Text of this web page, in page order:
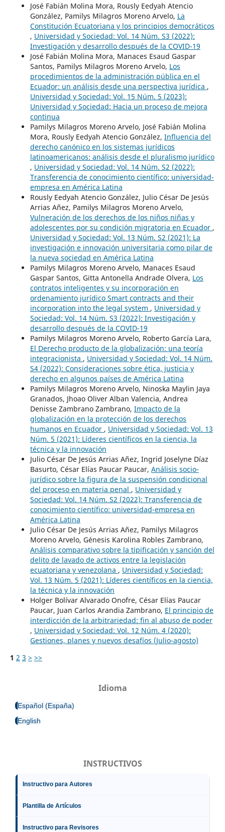
José Fabián Molina Mora, Rously Eedyah Atencio
González, Pamilys Milagros Moreno Arvelo, La
Constitución Ecuatoriana y los principios democráticos
, Universidad y Sociedad: Vol. 14 Núm. S3 (2022):
Investigación y desarrollo después de la COVID-19
José Fabián Molina Mora, Manaces Esaud Gaspar
Santos, Pamilys Milagros Moreno Arvelo, Los
procedimientos de la administración pública en el
Ecuador: un análisis desde una perspectiva jurídica ,
Universidad y Sociedad: Vol. 15 Núm. 5 (2023):
Universidad y Sociedad: Hacia un proceso de mejora
continua
Pamilys Milagros Moreno Arvelo, José Fabián Molina
Mora, Rously Eedyah Atencio González, Influencia del
derecho canónico en los sistemas jurídicos
latinoamericanos: análisis desde el pluralismo jurídico
, Universidad y Sociedad: Vol. 14 Núm. S2 (2022):
Transferencia de conocimiento científico: universidad-
empresa en América Latina
Rously Eedyah Atencio González, Julio César De Jesús
Arrias Añez, Pamilys Milagros Moreno Arvelo,
Vulneración de los derechos de los niños niñas y
adolescentes por su condición migratoria en Ecuador ,
Universidad y Sociedad: Vol. 13 Núm. S2 (2021): La
investigación e innovación universitaria como pilar de
la nueva sociedad en América Latina
Pamilys Milagros Moreno Arvelo, Manaces Esaud
Gaspar Santos, Gitta Antonella Andrade Olvera, Los
contratos inteligentes y su incorporación en
ordenamiento jurídico Smart contracts and their
incorporation into the legal system , Universidad y
Sociedad: Vol. 14 Núm. S3 (2022): Investigación y
desarrollo después de la COVID-19
Pamilys Milagros Moreno Arvelo, Roberto García Lara,
El Derecho producto de la globalización: una teoría
integracionista , Universidad y Sociedad: Vol. 14 Núm.
S4 (2022): Consideraciones sobre ética, justicia y
derecho en algunos países de América Latina
Pamilys Milagros Moreno Arvelo, Ninoska Maylin Jaya
Granados, Jhoao Oliver Alban Valencia, Andrea
Denisse Zambrano Zambrano, Impacto de la
globalización en la protección de los derechos
humanos en Ecuador , Universidad y Sociedad: Vol. 13
Núm. 5 (2021): Líderes científicos en la ciencia, la
técnica y la innovación
Julio César De Jesús Arrias Añez, Ingrid Joselyne Díaz
Basurto, César Elías Paucar Paucar, Análisis socio-
jurídico sobre la figura de la suspensión condicional
del proceso en materia penal , Universidad y
Sociedad: Vol. 14 Núm. S2 (2022): Transferencia de
conocimiento científico: universidad-empresa en
América Latina
Julio César De Jesús Arrias Añez, Pamilys Milagros
Moreno Arvelo, Génesis Karolina Robles Zambrano,
Análisis comparativo sobre la tipificación y sanción del
delito de lavado de activos entre la legislación
ecuatoriana y venezolana , Universidad y Sociedad:
Vol. 13 Núm. 5 (2021): Líderes científicos en la ciencia,
la técnica y la innovación
Holger Bolívar Alvarado Onofre, César Elías Paucar
Paucar, Juan Carlos Arandia Zambrano, El principio de
interdicción de la arbitrariedad: fin al abuso de poder
, Universidad y Sociedad: Vol. 12 Núm. 4 (2020):
Gestiones, planes y nuevos desafíos (Julio-agosto)
1 2 3 > >>
Idioma
Español (España)
English
INSTRUCTIVOS
Instructivo para Autores
Plantilla de Artículos
Instructivo para Revisores